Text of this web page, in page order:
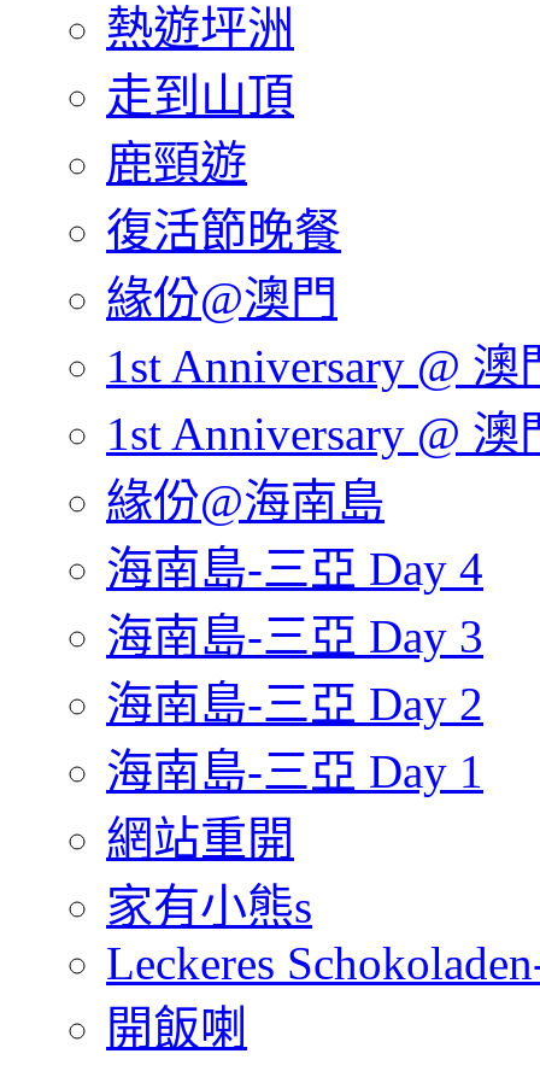
熱遊坪洲
走到山頂
鹿頸遊
復活節晚餐
緣份@澳門
1st Anniversary @ 澳
1st Anniversary @ 澳
緣份@海南島
海南島-三亞 Day 4
海南島-三亞 Day 3
海南島-三亞 Day 2
海南島-三亞 Day 1
網站重開
家有小熊s
Leckeres
開飯喇